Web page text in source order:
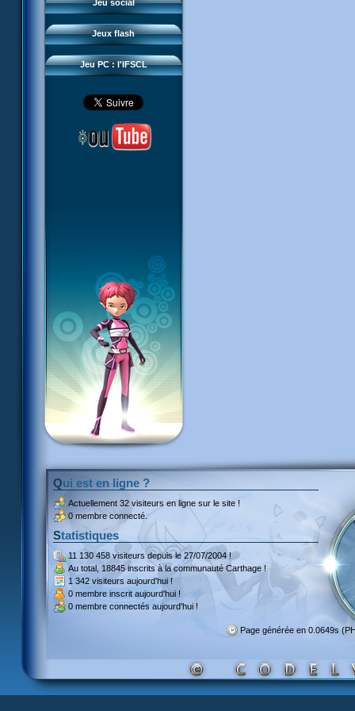
Jeu social
Jeux flash
Sector 2 Escape
Jeu PC : l'IFSCL
Téléchargements
Réseau IFSCL
Qui est en ligne ?
Actuellement 32 visiteurs en ligne sur le site !
0 membre connecté.
Statistiques
11 130 458 visiteursdepuis le 27/07/2004 !
Au total, 18845 inscritsà la communauté Carthage !
1 342 visiteurs aujourd'hui !
0 membre inscrit aujourd'hui !
0 membre connectés aujourd'hui !
Page générée en 0.0649s